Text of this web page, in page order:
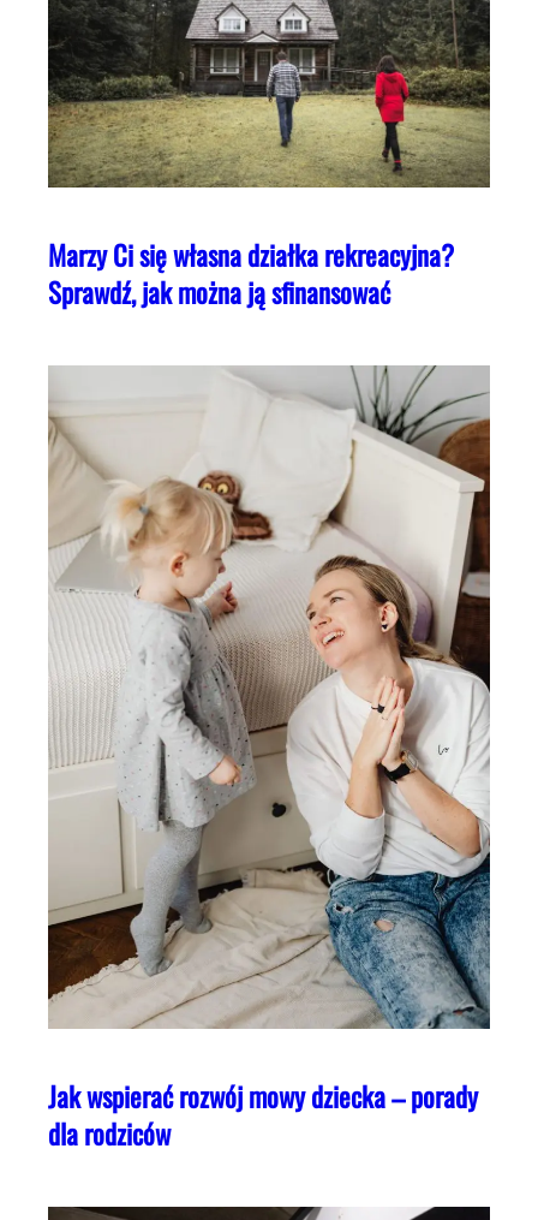
Marzy Ci się własna działka rekreacyjna?
Sprawdź, jak można ją sfinansować
Jak wspierać rozwój mowy dziecka – porady
dla rodziców